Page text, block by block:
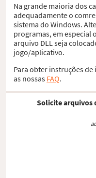
Na grande maioria dos
adequadamente o
sistema do Windows.
programas, em especial
arquivo DLL seja
jogo/aplicativo.
Para obter instruções
as nossas FAQ.
Solicite arquivos